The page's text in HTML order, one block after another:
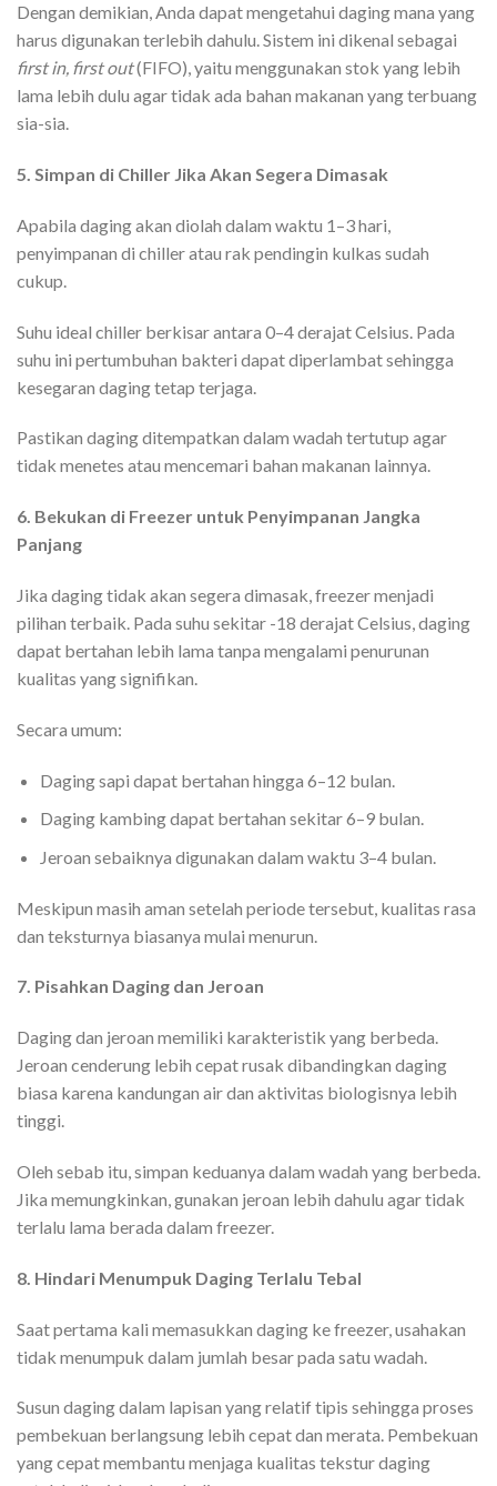
Dengan demikian, Anda dapat mengetahui daging mana yang
harus digunakan terlebih dahulu. Sistem ini dikenal sebagai
first in, first out(FIFO), yaitu menggunakan stok yang lebih
lama lebih dulu agar tidak ada bahan makanan yang terbuang
sia-sia.
5. Simpan di Chiller Jika Akan Segera Dimasak
Apabila daging akan diolah dalam waktu 1–3 hari,
penyimpanan di chiller atau rak pendingin kulkas sudah
cukup.
Suhu ideal chiller berkisar antara 0–4 derajat Celsius. Pada
suhu ini pertumbuhan bakteri dapat diperlambat sehingga
kesegaran daging tetap terjaga.
Pastikan daging ditempatkan dalam wadah tertutup agar
tidak menetes atau mencemari bahan makanan lainnya.
6. Bekukan di Freezer untuk Penyimpanan Jangka
Panjang
Jika daging tidak akan segera dimasak, freezer menjadi
pilihan terbaik. Pada suhu sekitar -18 derajat Celsius, daging
dapat bertahan lebih lama tanpa mengalami penurunan
kualitas yang signifikan.
Secara umum:
Daging sapi dapat bertahan hingga 6–12 bulan.
Daging kambing dapat bertahan sekitar 6–9 bulan.
Jeroan sebaiknya digunakan dalam waktu 3–4 bulan.
Meskipun masih aman setelah periode tersebut, kualitas rasa
dan teksturnya biasanya mulai menurun.
7. Pisahkan Daging dan Jeroan
Daging dan jeroan memiliki karakteristik yang berbeda.
Jeroan cenderung lebih cepat rusak dibandingkan daging
biasa karena kandungan air dan aktivitas biologisnya lebih
tinggi.
Oleh sebab itu, simpan keduanya dalam wadah yang berbeda.
Jika memungkinkan, gunakan jeroan lebih dahulu agar tidak
terlalu lama berada dalam freezer.
8. Hindari Menumpuk Daging Terlalu Tebal
Saat pertama kali memasukkan daging ke freezer, usahakan
tidak menumpuk dalam jumlah besar pada satu wadah.
Susun daging dalam lapisan yang relatif tipis sehingga proses
pembekuan berlangsung lebih cepat dan merata. Pembekuan
yang cepat membantu menjaga kualitas tekstur daging